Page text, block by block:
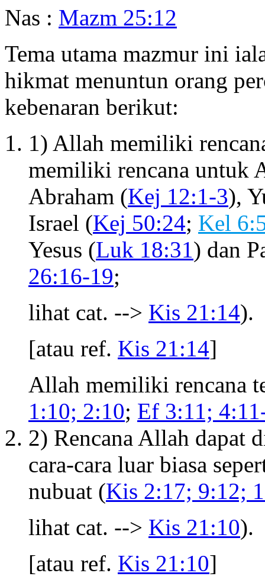
Nas : Mazm 25:12
Tema utama mazmur ini
hikmat menuntun orang
kebenaran berikut:
1) Allah memiliki
memiliki rencana untuk
Abraham (Kej 12:1-3),
Israel (Kej 50:24; Kel
Yesus (Luk 18:31) dan
26:16-19;
lihat cat. --> Kis 21:14).
[atau ref. Kis 21:14]
Allah memiliki rencana
1:10; 2:10; Ef 3:11;
2) Rencana Allah dapat
cara-cara luar biasa
nubuat (Kis 2:17; 9:12;
lihat cat. --> Kis 21:10).
[atau ref. Kis 21:10]